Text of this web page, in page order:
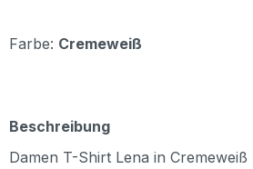
Farbe: Cremeweiß
Beschreibung
Damen T-Shirt Lena in